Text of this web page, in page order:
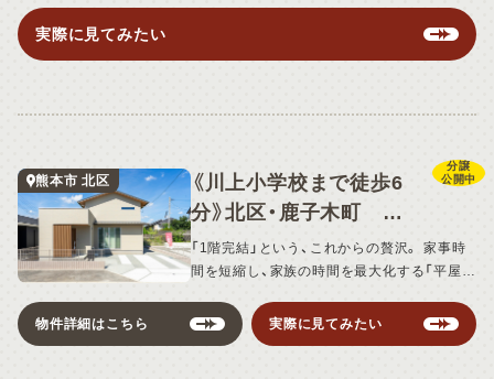
実際に見てみたい
分譲
公開中
熊本市 北区
《川上小学校まで徒歩6
分》北区・鹿子木町 7
号地・デザイナーズ分譲
住宅
「1階完結」という、これからの贅沢。 家事時
間を短縮し、家族の時間を最大化する「平屋＋
物件詳細はこちら
実際に見てみたい